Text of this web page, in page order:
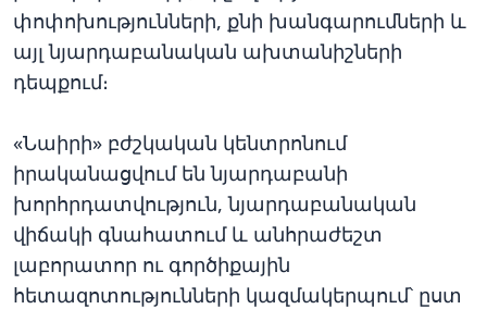
փոփոխությունների, քնի խանգարումների և
այլ նյարդաբանական ախտանիշների
դեպքում։
«Նաիրի» բժշկական կենտրոնում
իրականացվում են նյարդաբանի
խորհրդատվություն, նյարդաբանական
վիճակի գնահատում և անհրաժեշտ
լաբորատոր ու գործիքային
հետազոտությունների կազմակերպում՝ ըստ